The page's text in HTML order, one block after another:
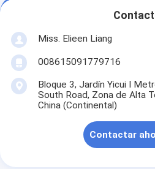
Miss. Elieen Liang
008615091779716
Bloque 3, Jardín Yicui I
South Road, Zona de Alta
China (Continental)
Contactar